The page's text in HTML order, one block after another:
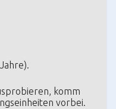
komm
vorbei.